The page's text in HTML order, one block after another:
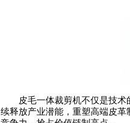
皮毛一体裁剪机不仅是技术的
续释放产业潜能，重塑高端皮